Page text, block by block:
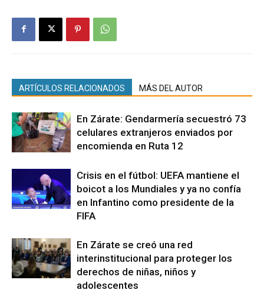
ARTÍCULOS RELACIONADOS MÁS DEL AUTOR
En Zárate: Gendarmería secuestró 73
celulares extranjeros enviados por
encomienda en Ruta 12
Crisis en el fútbol: UEFA mantiene el
boicot a los Mundiales y ya no confía
en Infantino como presidente de la
FIFA
En Zárate se creó una red
interinstitucional para proteger los
derechos de niñas, niños y
adolescentes